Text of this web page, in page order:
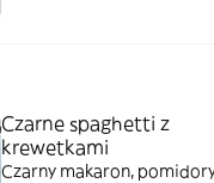
Czarne spaghetti z
krewetkami
Czarny makaron,